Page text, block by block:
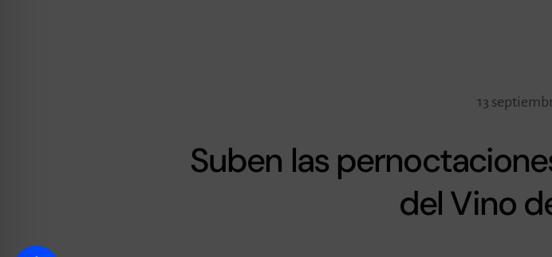
13
Suben las
del Vino